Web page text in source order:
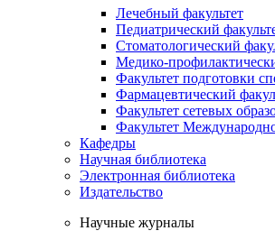
Лечебный факультет
Педиатрический
Стоматологический
Медико-
Факультет подготовки
Фармацевтический
Факультет сетевых
Факультет
Кафедры
Научная библиотека
Электронная библиотека
Издательство
Научные журналы